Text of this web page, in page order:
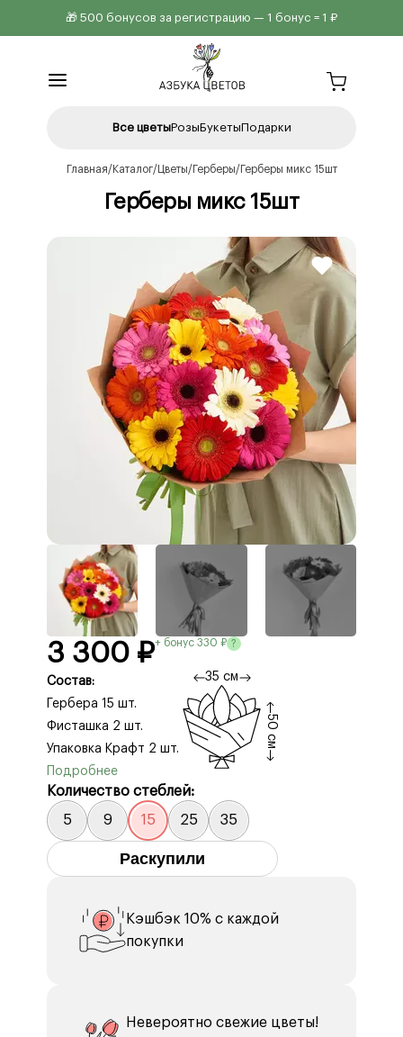
🎁 500 бонусов за регистрацию — 1 бонус = 1 ₽
Все цветыРозыБукетыПодарки
Главная Каталог Цветы Герберы Герберы микс 15шт
Герберы микс 15шт
3 300 ₽+ бонус 330 ₽ ?
Состав:
Гербера 15 шт.
Фисташка 2 шт.
Упаковка Крафт 2 шт.
35 см
50 см
Количество стеблей:
5
9 15 25 35
Раскупили
Кэшбэк 10% с каждой
покупки
Невероятно свежие цветы!